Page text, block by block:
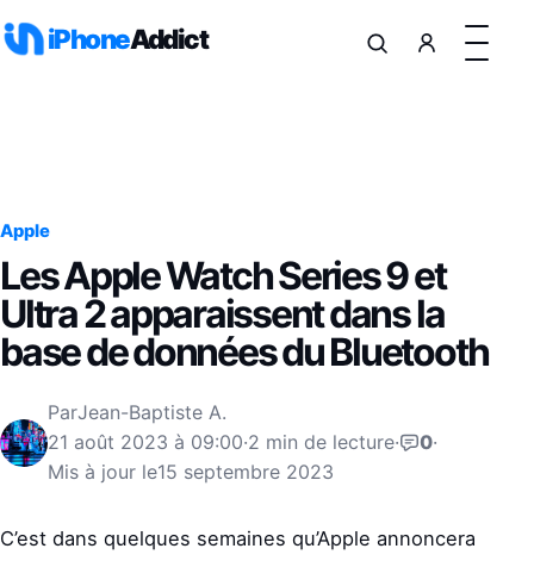
iPhoneAddict
Apple
Les Apple Watch Series 9 et
Ultra 2 apparaissent dans la
base de données du Bluetooth
ParJean-Baptiste A.
21 août 2023 à 09:00·2 min de lecture· 0·
Mis à jour le15 septembre 2023
C’est dans quelques semaines qu’Apple annoncera